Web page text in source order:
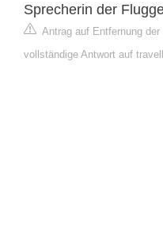
Sprecherin der
Antrag auf Entfernung der
vollständige Antwort auf